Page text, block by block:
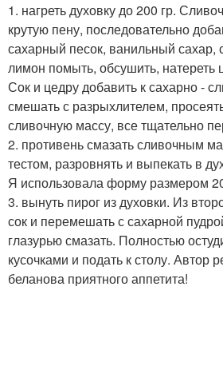
1. нагреть духовку до 200 гр.
крутую пену, последовательно
сахарный песок, ванильный сахар,
лимон помыть, обсушить, натереть
Сок и цедру добавить к сахарно -
смешать с разрыхлителем,
сливочную массу, все тщательно
2. противень смазать сливочным
тестом, разровнять и выпекать в
Я использовала форму размером
3. вынуть пирог из духовки. Из
сок и перемешать с сахарной
глазурью смазать. Полностью
кусочками и подать к столу. Автор
беланова приятного аппетита!